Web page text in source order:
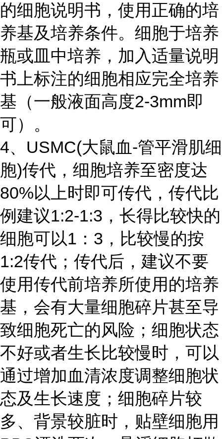
的细胞说明书，使用正确的培
养基及培养条件。细胞于培养
瓶或皿中培养，加入适量说明
书上标注的细胞相应完全培养
基（一般液面高度2-3mm即
可）。
4、USMC(大鼠血-管平滑肌细
胞)传代，细胞培养至密度达
80%以上时即可传代，传代比
例建议1:2-1:3，长得比较快的
细胞可以1：3，比较慢的按
1:2传代；传代后，建议不要
使用传代前培养所使用的培养
基，会有大量细胞碎片甚至导
致细胞死亡的风险；细胞状态
不好或者生长比较慢时，可以
通过增加血清浓度调整细胞状
态及生长速度；细胞碎片较
多、背景较脏时，贴壁细胞用